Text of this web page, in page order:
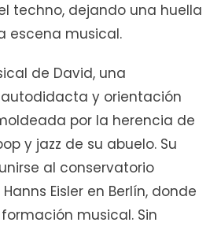
techno, dejando una huella
escena musical.
de David, una
y orientación
por la herencia de
y jazz de su abuelo. Su
al conservatorio
Eisler en Berlín, donde
musical. Sin